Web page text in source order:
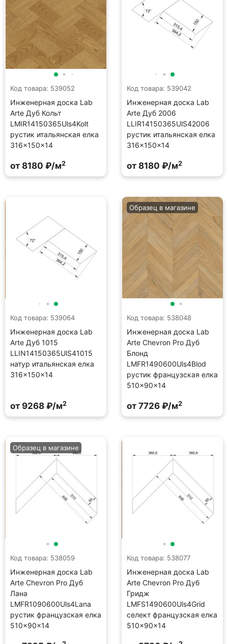
Код товара: 539052
Инженерная доска Lab
Arte Дуб Кольт
LMIR14150365Uls4Kolt
рустик итальянская елка
316×150×14
от 8180 ₽/м2
Код товара: 539042
Инженерная доска Lab
Arte Дуб 2006
LLIR14150365UlS42006
рустик итальянская елка
316×150×14
от 8180 ₽/м2
Код товара: 539064
Инженерная доска Lab
Arte Дуб 1015
LLIN14150365UlS41015
натур итальянская елка
316×150×14
от 9268 ₽/м2
Код товара: 538048
Инженерная доска Lab
Arte Chevron Pro Дуб
Блонд
LMFR1490600Uls4Blod
рустик французская елка
510×90×14
Образец в магазине
от 7726 ₽/м2
Код товара: 538059
Инженерная доска Lab
Arte Chevron Pro Дуб
Лана
LMFR1090600Uls4Lana
рустик французская елка
510×90×14
Образец в магазине
Код товара: 538077
Инженерная доска Lab
Arte Chevron Pro Дуб
Гридж
LMFS1490600Uls4Grid
селект французская елка
510×90×14